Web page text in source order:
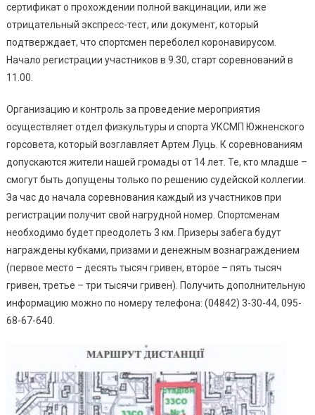
сертификат о прохождении полной вакцинации, или же
отрицательный экспресс-тест, или документ, который
подтверждает, что спортсмен переболел коронавирусом.
Начало регистрации участников в 9.30, старт соревнований в
11.00.
Организацию и контроль за проведение мероприятия
осуществляет отдел физкультуры и спорта УКСМП Южненского
горсовета, который возглавляет Артем Луць. К соревнованиям
допускаются жители нашей громады от 14 лет. Те, кто младше –
смогут быть допущены только по решению судейской коллегии.
За час до начала соревнования каждый из участников при
регистрации получит свой нагрудной номер. Спортсменам
необходимо будет преодолеть 3 км. Призеры забега будут
награждены кубками, призами и денежным вознаграждением
(первое место – десять тысяч гривен, второе – пять тысяч
гривен, третье – три тысячи гривен). Получить дополнительную
информацию можно по номеру телефона: (04842) 3-30-44, 095-
68-67-640.